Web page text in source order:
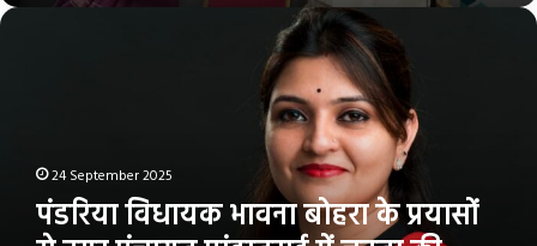
पंडरिया
24 September 2025
पंडरिया विधायक भावना बोहरा के प्रयासों